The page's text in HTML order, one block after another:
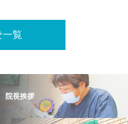
一覧
院長挨拶